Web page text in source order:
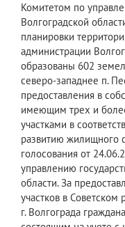
Комитетом по
Волгоградской
планировки
администрации
образованы 602
северо-западнее п.
предоставления в
имеющим трех и
участками в
развитию жилищного
голосования от
управлению
области. За
участков в Советском
г. Волгограда